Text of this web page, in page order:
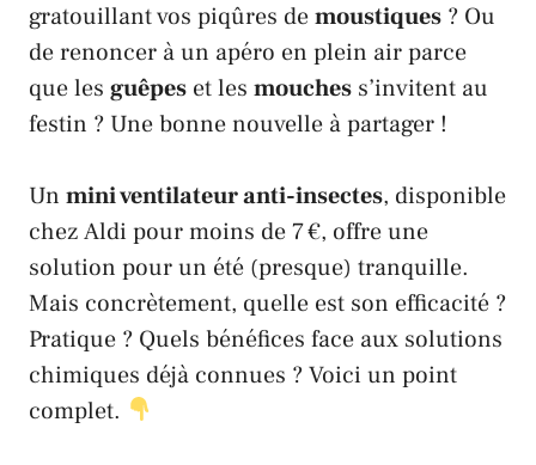
gratouillant vos piqûres demoustiques ? Ou
de renoncer à un apéro en plein air parce
que les guêpes et les mouches s’invitent au
festin ? Une bonne nouvelle à partager !
Un mini ventilateur anti-insectes, disponible
chezAldi pour moins de 7 €, offre une
solution pour un été (presque) tranquille.
Mais concrètement, quelle est son efficacité ?
Pratique ? Quels bénéfices face aux solutions
chimiques déjà connues ? Voici un point
complet.